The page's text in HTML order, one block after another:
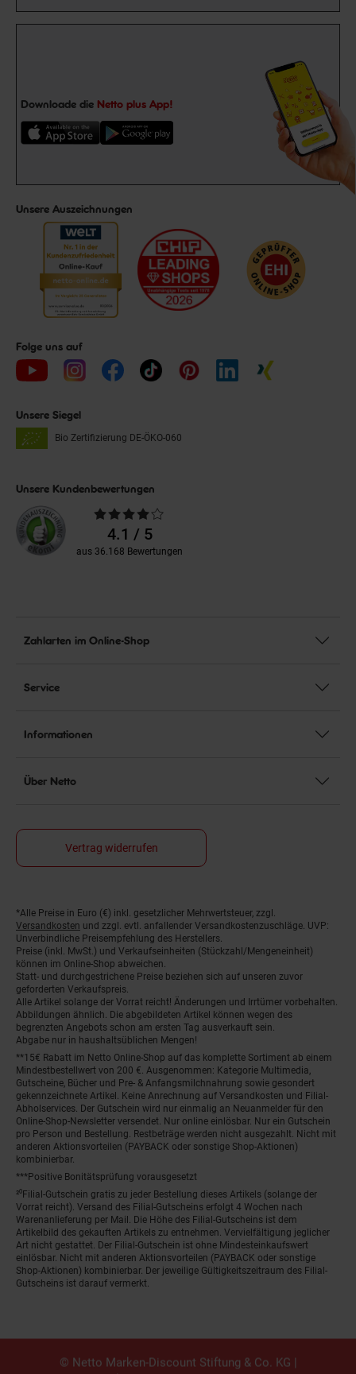
Downloade die Netto plus App!
Unsere Auszeichnungen
Folge uns auf
Unsere Siegel
Bio Zertifizierung DE-ÖKO-060
Unsere Kundenbewertungen
Durchschnittliche
Bewertungen4.1 / 5
aus 36.168 Bewertungen
Zahlarten im Online-Shop
Service
Informationen
Über Netto
Vertrag widerrufen
Fußnoten
*Alle Preise in Euro (€) inkl. gesetzlicher Mehrwertsteuer, zzgl.
Versandkosten und zzgl. evtl. anfallender Versandkostenzuschläge. UVP:
Unverbindliche Preisempfehlung des Herstellers.
Preise (inkl. MwSt.) und Verkaufseinheiten (Stückzahl/Mengeneinheit)
können im Online-Shop abweichen.
Statt- und durchgestrichene Preise beziehen sich auf unseren zuvor
geforderten Verkaufspreis.
Alle Artikel solange der Vorrat reicht! Änderungen und Irrtümer vorbehalten.
Abbildungen ähnlich. Die abgebildeten Artikel können wegen des
begrenzten Angebots schon am ersten Tag ausverkauft sein.
Abgabe nur in haushaltsüblichen Mengen!
**15€ Rabatt im Netto Online-Shop auf das komplette Sortiment ab einem
Mindestbestellwert von 200 €. Ausgenommen: Kategorie Multimedia,
Gutscheine, Bücher und Pre- & Anfangsmilchnahrung sowie gesondert
gekennzeichnete Artikel. Keine Anrechnung auf Versandkosten und Filial-
Abholservices. Der Gutschein wird nur einmalig an Neuanmelder für den
Online-Shop-Newsletter versendet. Nur online einlösbar. Nur ein Gutschein
pro Person und Bestellung. Restbeträge werden nicht ausgezahlt. Nicht mit
anderen Aktionsvorteilen (PAYBACK oder sonstige Shop-Aktionen)
kombinierbar.
***Positive Bonitätsprüfung vorausgesetzt
²⁰Filial-Gutschein gratis zu jeder Bestellung dieses Artikels (solange der
Vorrat reicht). Versand des Filial-Gutscheins erfolgt 4 Wochen nach
Warenanlieferung per Mail. Die Höhe des Filial-Gutscheins ist dem
Artikelbild des gekauften Artikels zu entnehmen. Vervielfältigung jeglicher
Art nicht gestattet. Der Filial-Gutschein ist ohne Mindesteinkaufswert
einlösbar. Nicht mit anderen Aktionsvorteilen (PAYBACK oder sonstige
Shop-Aktionen) kombinierbar. Der jeweilige Gültigkeitszeitraum des Filial-
Gutscheins ist darauf vermerkt.
© Netto Marken-Discount Stiftung & Co. KG |